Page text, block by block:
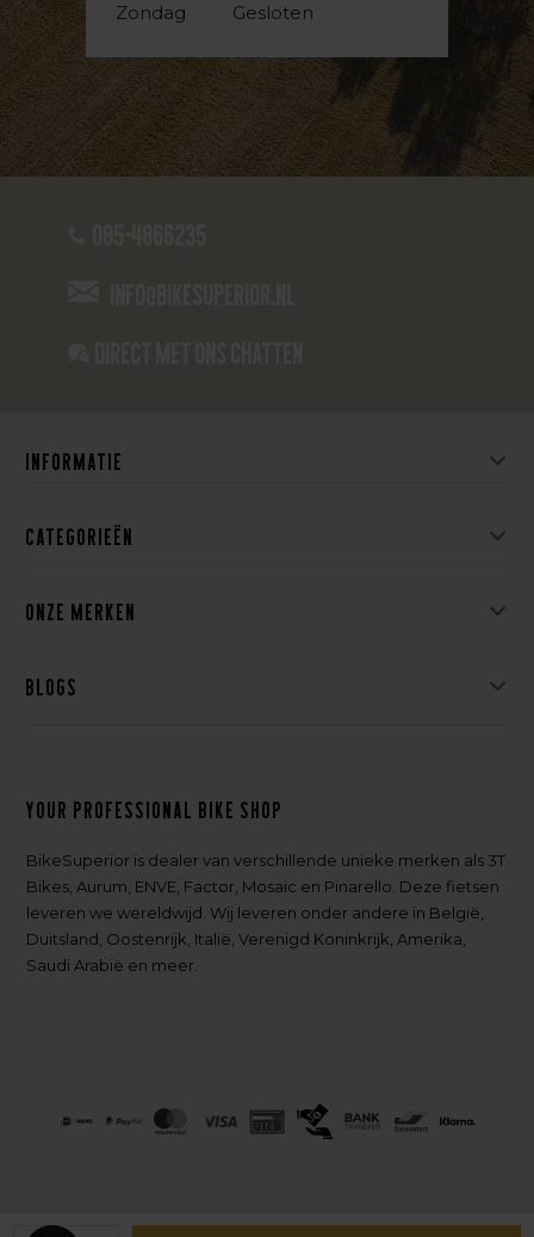
Zondag
Gesloten
Informatie
Categorieën
Onze merken
Blogs
Your professional bike shop
BikeSuperior is dealer van verschillende unieke merken als 3T
Bikes, Aurum, ENVE, Factor, Mosaic en Pinarello. Deze fietsen
leveren we wereldwijd. Wij leveren onder andere in België,
Duitsland, Oostenrijk, Italië, Verenigd Koninkrijk, Amerika,
Saudi Arabië en meer.